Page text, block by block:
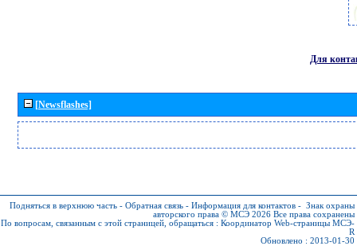
Для
[Newsflashes]
Подняться в верхнюю часть - Обратная связь - Информация для контактов - Знак охраны
авторского права © МСЭ 2026 Все права сохранены
По вопросам, связанным с этой страницей, обращаться : Координатор Web-страницы МСЭ-
R
Обновлено : 2013-01-30